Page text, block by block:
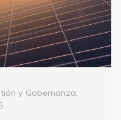
y Gobernanza,